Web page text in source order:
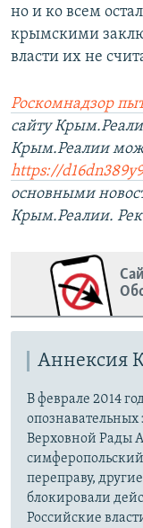
но и ко всем
крымскими
власти их не
Роскомнадзор
сайту
Крым.Реалии
https://
основными
Крым.Реалии.
Аннексия
В феврале 2014
опознавательных
Верховной Рады
переправу,
блокировали
Российские